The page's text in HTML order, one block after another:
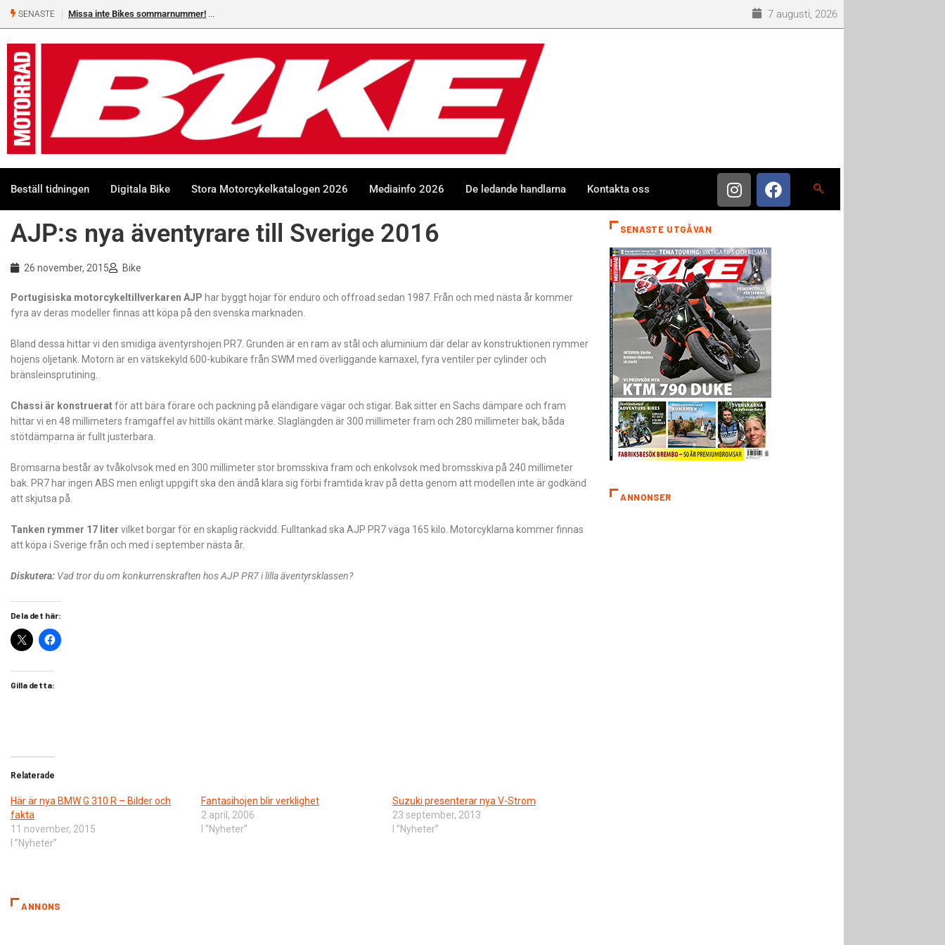
SENASTE Missa inte Bikes sommarnummer! 7 augusti, 2026
Beställ tidningen Digitala Bike Stora Motorcykelkatalogen 2026 Mediainfo 2026 De ledande handlarna Kontakta oss
AJP:s nya äventyrare till Sverige 2016
26 november, 2015 Bike
Portugisiska motorcykeltillverkaren AJP har byggt hojar för enduro och offroad sedan 1987. Från och med nästa år kommer
fyra av deras modeller finnas att köpa på den svenska marknaden.
Bland dessa hittar vi den smidiga äventyrshojen PR7. Grunden är en ram av stål och aluminium där delar av konstruktionen rymmer
hojens oljetank. Motorn är en vätskekyld 600-kubikare från SWM med överliggande kamaxel, fyra ventiler per cylinder och
bränsleinsprutining.
Chassi är konstrueratför att bära förare och packning på eländigare vägar och stigar. Bak sitter en Sachs dämpare och fram
hittar vi en 48 millimeters framgaffel av hittills okänt märke. Slaglängden är 300 millimeter fram och 280 millimeter bak, båda
stötdämparna är fullt justerbara.
Bromsarna består av tvåkolvsok med en 300 millimeter stor bromsskiva fram och enkolvsok med bromsskiva på 240 millimeter
bak. PR7 har ingen ABS men enligt uppgift ska den ändå klara sig förbi framtida krav på detta genom att modellen inte är godkänd
att skjutsa på.
Tanken rymmer 17 liter vilket borgar för en skaplig räckvidd. Fulltankad ska AJP PR7 väga 165 kilo. Motorcyklarna kommer finnas
att köpa i Sverige från och med i september nästa år.
Diskutera: Vad tror du om konkurrenskraften hos AJP PR7 i lilla äventyrsklassen?
Dela det här:
Gilla detta:
Relaterade
​Här är nya BMW G 310 R – Bilder och
fakta
11 november, 2015
I ”Nyheter”
Fantasihojen blir verklighet
2 april, 2006
I ”Nyheter”
Suzuki presenterar nya V-Strom
23 september, 2013
I ”Nyheter”
ANNONS
SENASTE UTGÅVAN
ANNONSER